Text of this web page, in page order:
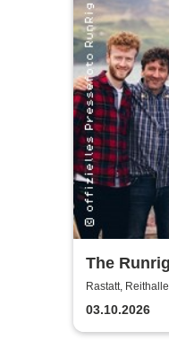
The
Rastatt,
03.10.2026